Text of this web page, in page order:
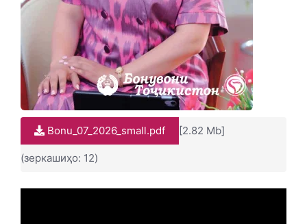
Bonu_07_2026_small.pdf [2.82 Mb]
(зеркашиҳо: 12)